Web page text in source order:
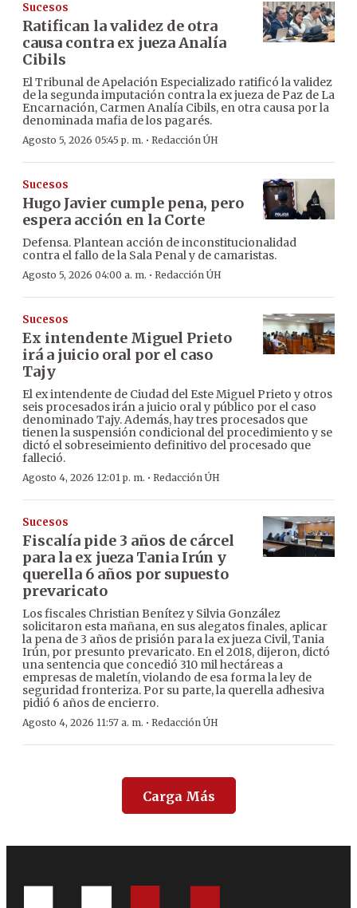
Sucesos
Ratifican la validez de otra
causa contra ex jueza Analía
Cibils
El Tribunal de Apelación Especializado ratificó la validez
de la segunda imputación contra la ex jueza de Paz de La
Encarnación, Carmen Analía Cibils, en otra causa por la
denominada mafia de los pagarés.
Agosto 5, 2026 05:45 p. m. · Redacción ÚH
Sucesos
Hugo Javier cumple pena, pero
espera acción en la Corte
Defensa. Plantean acción de inconstitucionalidad
contra el fallo de la Sala Penal y de camaristas.
Agosto 5, 2026 04:00 a. m. · Redacción ÚH
Sucesos
Ex intendente Miguel Prieto
irá a juicio oral por el caso
Tajy
El ex intendente de Ciudad del Este Miguel Prieto y otros
seis procesados irán a juicio oral y público por el caso
denominado Tajy. Además, hay tres procesados que
tienen la suspensión condicional del procedimiento y se
dictó el sobreseimiento definitivo del procesado que
falleció.
Agosto 4, 2026 12:01 p. m. · Redacción ÚH
Sucesos
Fiscalía pide 3 años de cárcel
para la ex jueza Tania Irún y
querella 6 años por supuesto
prevaricato
Los fiscales Christian Benítez y Silvia González
solicitaron esta mañana, en sus alegatos finales, aplicar
la pena de 3 años de prisión para la ex jueza Civil, Tania
Irún, por presunto prevaricato. En el 2018, dijeron, dictó
una sentencia que concedió 310 mil hectáreas a
empresas de maletín, violando de esa forma la ley de
seguridad fronteriza. Por su parte, la querella adhesiva
pidió 6 años de encierro.
Agosto 4, 2026 11:57 a. m. · Redacción ÚH
Carga Más